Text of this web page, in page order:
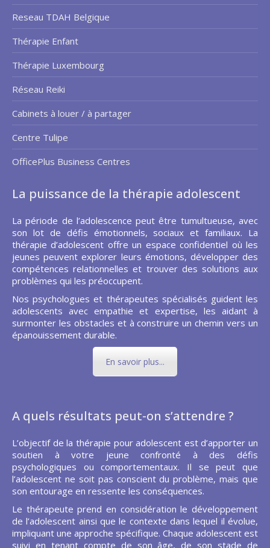
Reseau TDAH Belgique
Thérapie Enfant
Thérapie Luxembourg
Réseau Reiki
Cabinets à louer / à partager
Centre Tulipe
OfficePlus Business Centres
La puissance de la thérapie adolescent
La période de l’adolescence peut être tumultueuse, avec
son lot de défis émotionnels, sociaux et familiaux. La
thérapie d’adolescent offre un espace confidentiel où les
jeunes peuvent explorer leurs émotions, développer des
compétences relationnelles et trouver des solutions aux
problèmes qui les préoccupent.
Nos psychologues et thérapeutes spécialisés guident les
adolescents avec empathie et expertise, les aidant à
surmonter les obstacles et à construire un chemin vers un
épanouissement durable.
En savoir plus...
A quels résultats peut-on s’attendre ?
L’objectif de la thérapie pour adolescent est d’apporter un
soutien à votre jeune confronté à des défis
psychologiques ou comportementaux. Il se peut que
l’adolescent ne soit pas conscient du problème, mais que
son entourage en ressente les conséquences.
Le thérapeute prend en considération le développement
de l’adolescent ainsi que le contexte dans lequel il évolue,
impliquant une approche spécifique. Chaque adolescent est
suivi en tenant compte de son âge, de son stade de